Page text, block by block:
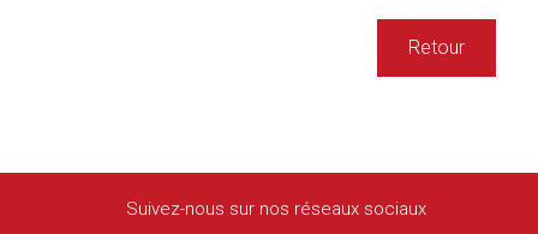
Retour
Suivez-nous sur nos réseaux sociaux